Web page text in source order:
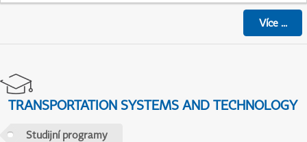
Více...
TRANSPORTATION SYSTEMS AND TECHNOLOGY
Studijní programy